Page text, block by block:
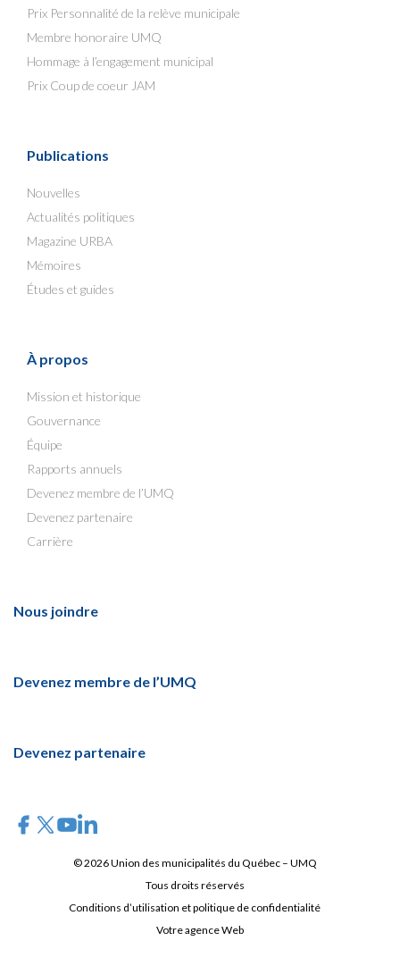
Prix Personnalité de la relève municipale
Membre honoraire UMQ
Hommage à l’engagement municipal
Prix Coup de coeur JAM
Publications
Nouvelles
Actualités politiques
Magazine URBA
Mémoires
Études et guides
À propos
Mission et historique
Gouvernance
Équipe
Rapports annuels
Devenez membre de l’UMQ
Devenez partenaire
Carrière
Nous joindre
Devenez membre de l’UMQ
Devenez partenaire
© 2026 Union des municipalités du Québec – UMQ
Tous droits réservés
Conditions d’utilisation et politique de confidentialité
Votre agence Web